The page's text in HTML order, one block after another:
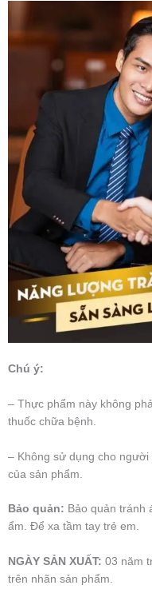
Chú ý:
– Thực phẩm này không
thuốc chữa bệnh.
– Không sử dụng cho
của sản phẩm.
Bảo quản: Bảo quản tránh
ẩm. Để xa tầm tay trẻ em.
NGÀY SẢN XUẤT: 03 năm
trên nhãn sản phẩm.